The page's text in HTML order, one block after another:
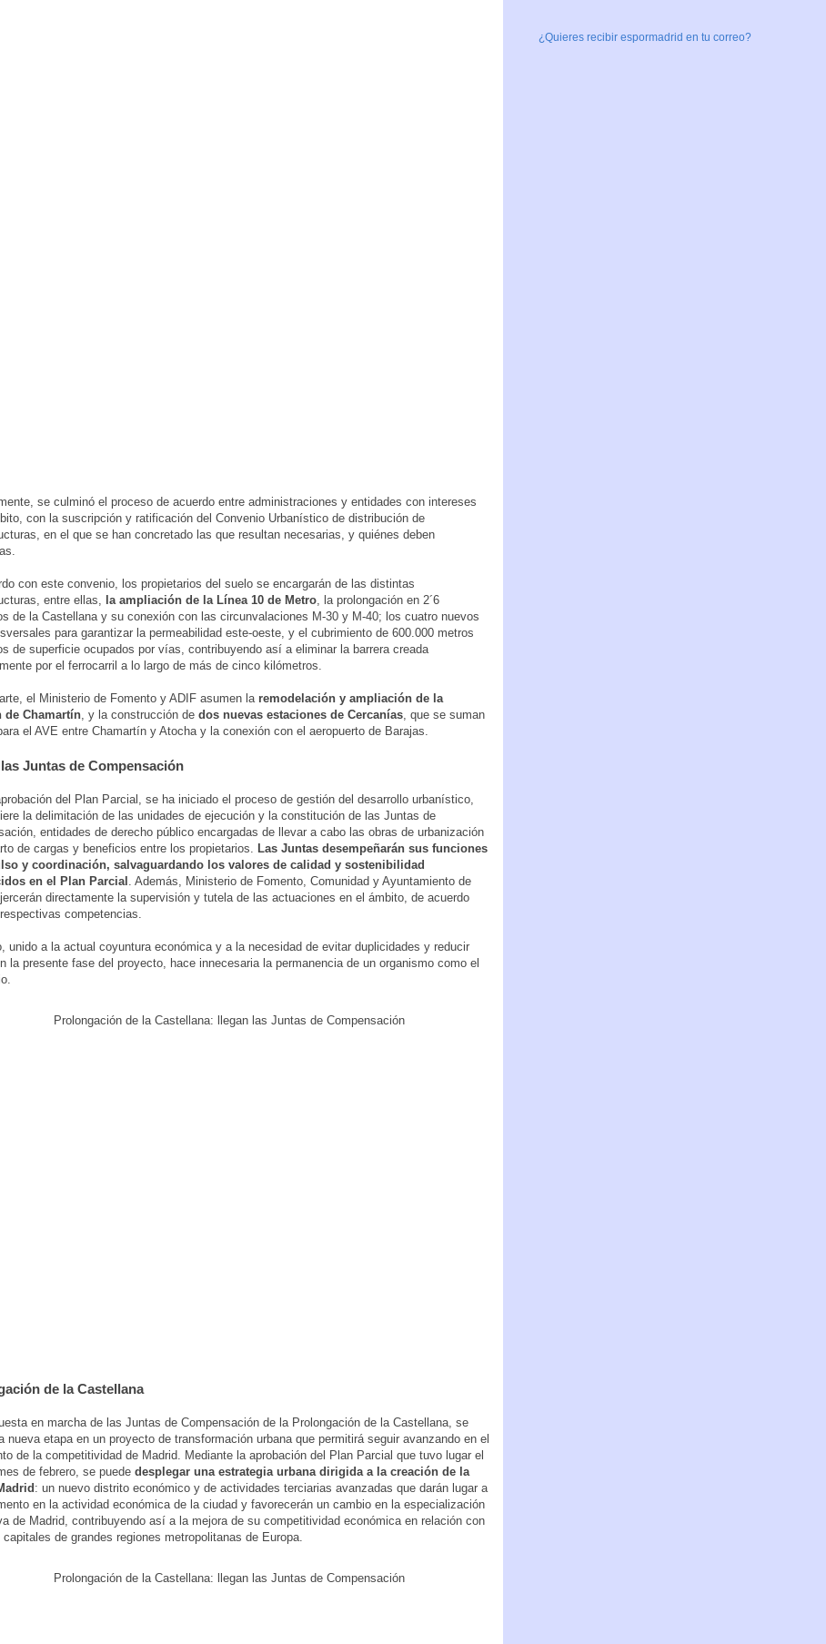
se culminó el proceso de acuerdo entre administraciones y entidades con intereses
con la suscripción y ratificación del Convenio Urbanístico de distribución de
en el que se han concretado las que resultan necesarias, y quiénes deben
con este convenio, los propietarios del suelo se encargarán de las distintas
entre ellas, la ampliación de la Línea 10 de Metro, la prolongación en 2´6
de la Castellana y su conexión con las circunvalaciones M-30 y M-40; los cuatro nuevos
para garantizar la permeabilidad este-oeste, y el cubrimiento de 600.000 metros
de superficie ocupados por vías, contribuyendo así a eliminar la barrera creada
por el ferrocarril a lo largo de más de cinco kilómetros.
el Ministerio de Fomento y ADIF asumen la remodelación y ampliación de la
de Chamartín, y la construcción de dos nuevas estaciones de Cercanías, que se suman
el AVE entre Chamartín y Atocha y la conexión con el aeropuerto de Barajas.
Juntas de Compensación
del Plan Parcial, se ha iniciado el proceso de gestión del desarrollo urbanístico,
la delimitación de las unidades de ejecución y la constitución de las Juntas de
entidades de derecho público encargadas de llevar a cabo las obras de urbanización
de cargas y beneficios entre los propietarios. Las Juntas desempeñarán sus funciones
y coordinación, salvaguardando los valores de calidad y sostenibilidad
en el Plan Parcial . Además, Ministerio de Fomento, Comunidad y Ayuntamiento de
directamente la supervisión y tutela de las actuaciones en el ámbito, de acuerdo
competencias.
unido a la actual coyuntura económica y a la necesidad de evitar duplicidades y reducir
la presente fase del proyecto, hace innecesaria la permanencia de un organismo como el
de la Castellana
en marcha de las Juntas de Compensación de la Prolongación de la Castellana, se
nueva etapa en un proyecto de transformación urbana que permitirá seguir avanzando en el
de la competitividad de Madrid. Mediante la aprobación del Plan Parcial que tuvo lugar el
de febrero, se puede desplegar una estrategia urbana dirigida a la creación de la
: un nuevo distrito económico y de actividades terciarias avanzadas que darán lugar a
en la actividad económica de la ciudad y favorecerán un cambio en la especialización
de Madrid, contribuyendo así a la mejora de su competitividad económica en relación con
capitales de grandes regiones metropolitanas de Europa.
¿Quieres recibir espormadrid en tu correo?